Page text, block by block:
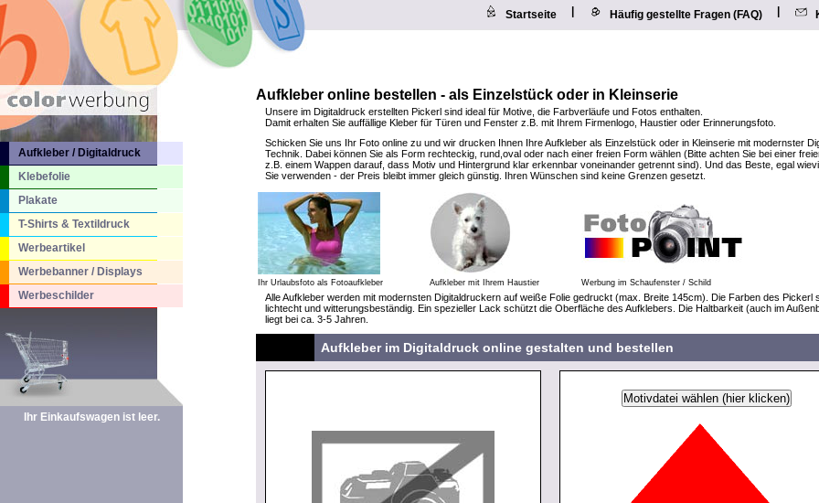
Startseite Häufig gestellte Fragen (FAQ)
Aufkleber / Digitaldruck
Klebefolie
Plakate
T-Shirts & Textildruck
Werbeartikel
Werbebanner / Displays
Werbeschilder
Ihr Einkaufswagen ist leer.
Aufkleber online bestellen - als Einzelstück oder in Kleinserie
Unsere im Digitaldruck erstellten Pickerl sind ideal für Motive, die Farbverläufe und Fotos enthalten.
Damit erhalten Sie auffällige Kleber für Türen und Fenster z.B. mit Ihrem Firmenlogo, Haustier oder Erinnerungsfoto.
Schicken Sie uns Ihr Foto online zu und wir drucken Ihnen Ihre Aufkleber als Einzelstück oder in Kleinserie mit modernster
Technik. Dabei können Sie als Form rechteckig, rund,oval oder nach einer freien Form wählen (Bitte achten Sie bei einer
z.B. einem Wappen darauf, dass Motiv und Hintergrund klar erkennbar voneinander getrennt sind). Und das Beste, egal
Sie verwenden - der Preis bleibt immer gleich günstig. Ihren Wünschen sind keine Grenzen gesetzt.
Ihr Urlaubsfoto als Fotoaufkleber Aufkleber mit Ihrem Haustier Werbung im Schaufenster / Schild
Alle Aufkleber werden mit modernsten Digitaldruckern auf weiße Folie gedruckt (max. Breite 145cm). Die Farben des Pickerl
lichtecht und witterungsbeständig. Ein spezieller Lack schützt die Oberfläche des Aufklebers. Die Haltbarkeit (auch im
liegt bei ca. 3-5 Jahren.
Aufkleber im Digitaldruck online gestalten und bestellen